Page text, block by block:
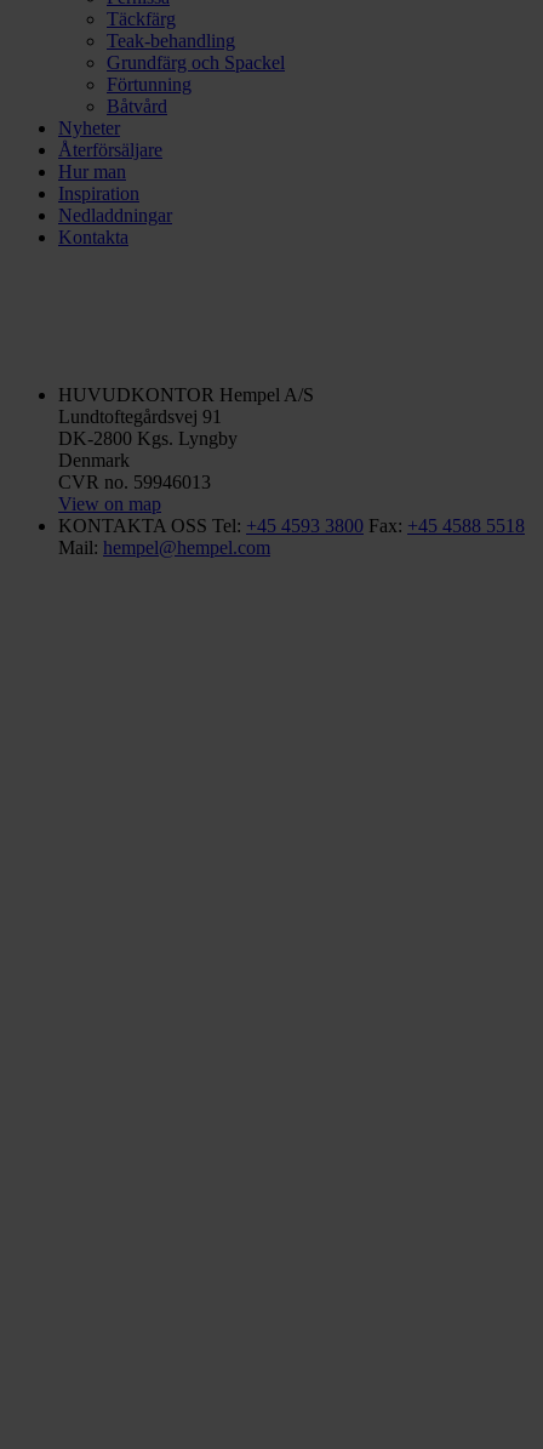
Täckfärg
Teak-behandling
Grundfärg och Spackel
Förtunning
Båtvård
Nyheter
Återförsäljare
Hur man
Inspiration
Nedladdningar
Kontakta
HUVUDKONTOR Hempel A/S
Lundtoftegårdsvej 91
DK-2800 Kgs. Lyngby
Denmark
CVR no. 59946013
View on map
KONTAKTA OSS Tel: +45 4593 3800 Fax: +45 4588 5518
Mail: hempel@hempel.com